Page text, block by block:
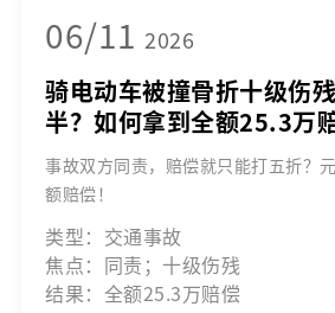
06/11 2026
骑电动车被撞骨折十级伤
半？如何拿到全额25.3万
事故双方同责，赔偿就只能打五折？
额赔偿！
类型：交通事故
焦点：同责；十级伤残
结果：全额25.3万赔偿